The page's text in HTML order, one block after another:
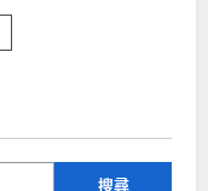
搜尋